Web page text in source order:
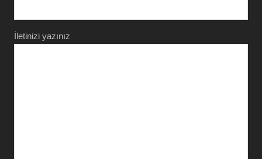
İletinizi yazınız